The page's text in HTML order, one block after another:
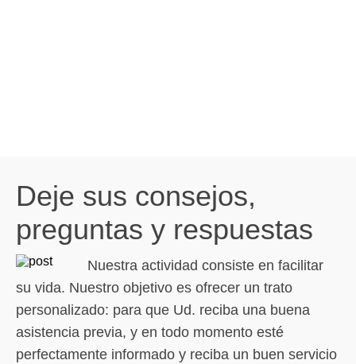
Deje sus consejos,
preguntas y respuestas
Nuestra actividad consiste en facilitar
su vida. Nuestro objetivo es ofrecer un trato
personalizado: para que Ud. reciba una buena
asistencia previa, y en todo momento esté
perfectamente informado y reciba un buen servicio